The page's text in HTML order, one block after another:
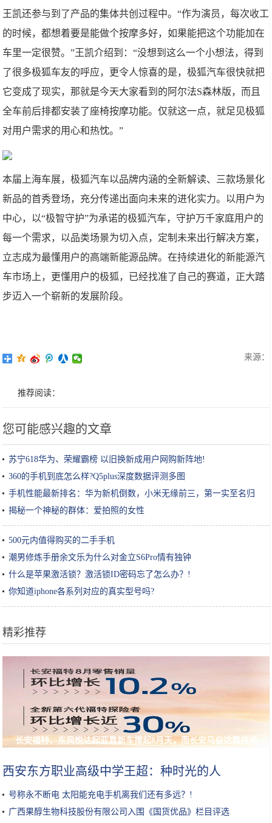
王凯还参与到了产品的集体共创过程中。“作为演员，每次收工
的时候，都想着要是能做个按摩多好，如果能把这个功能加在
车里一定很赞。”王凯介绍到：“没想到这么一个小想法，得到
了很多极狐车友的呼应，更令人惊喜的是，极狐汽车很快就把
它变成了现实，那就是今天大家看到的阿尔法S森林版，而且
全车前后排都安装了座椅按摩功能。仅就这一点，就足见极狐
对用户需求的用心和热忱。”
本届上海车展，极狐汽车以品牌内涵的全新解读、三款场景化
新品的首秀登场，充分传递出面向未来的进化实力。以用户为
中心，以“极智守护”为承诺的极狐汽车，守护万千家庭用户的
每一个需求，以品类场景为切入点，定制未来出行解决方案，
立志成为最懂用户的高端新能源品牌。在持续进化的新能源汽
车市场上，更懂用户的极狐，已经找准了自己的赛道，正大踏
步迈入一个崭新的发展阶段。
来源：
推荐阅读：
您可能感兴趣的文章
苏宁618华为、荣耀霸榜 以旧换新成用户网购新阵地!
360的手机到底怎么样?Q5plus深度数据评测多图
手机性能最新排名：华为新机倒数，小米无缘前三，第一实至名归
揭秘一个神秘的群体：爱拍照的女性
500元内值得购买的二手手机
潮男修炼手册余文乐为什么对金立S6Pro情有独钟
什么是苹果激活锁？激活锁ID密码忘了怎么办？!
你知道iphone各系列对应的真实型号吗?
精彩推荐
长安福特、东风悦达起亚靠新车撑起8月天，而长安马自达靠技术
西安东方职业高级中学王超：种时光的人
号称永不断电 太阳能充电手机离我们还有多远？!
广西果醇生物科技股份有限公司入围《国货优品》栏目评选